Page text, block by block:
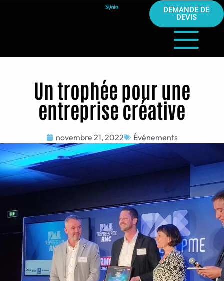
DEMANDE DE
DEVIS
Un trophée pour une
entreprise créative
novembre 21, 2022 Événements